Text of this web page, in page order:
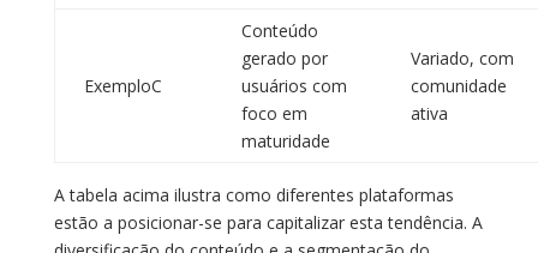
ExemploC
Conteúdo
gerado por
usuários com
foco em
maturidade
Variado, com
comunidade
ativa
A tabela acima ilustra como diferentes plataformas
estão a posicionar-se para capitalizar esta tendência. A